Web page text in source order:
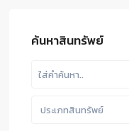
ค้นหาสินทรัพย์
ประเภทสินทรัพย์